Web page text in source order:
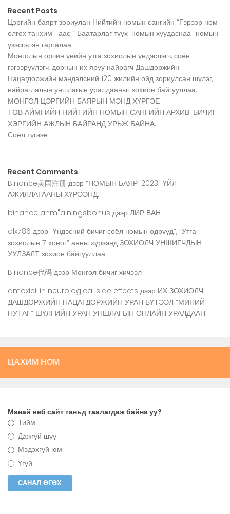
Recent Posts
Цэргийн баярт зориулан Нийтийн номын сангийн “Гэрээр ном
олгох танхим”-аас ” Баатарлаг түүх-номын хуудаснаа “номын
үзэсгэлэн гаргалаа.
Монголын орчин үеийн утга зохиолын үндэслэгч, соён
гэгээрүүлэгч, дорнын их яруу найрагч Дашдоржийн
Нацагдоржийн мэндэлсний 120 жилийн ойд зориулсан шүлэг,
найраглалын уншлагын уралдааныг зохион байгууллаа.
МОНГОЛ ЦЭРГИЙН БАЯРЫН МЭНД ХҮРГЭЕ
ТӨВ АЙМГИЙН НИЙТИЙН НОМЫН САНГИЙН АРХИВ-БИЧИГ
ХЭРГИЙН АЖЛЫН БАЙРАНД УРЬЖ БАЙНА.
Соёл түгээе
Recent Comments
Binance美国注册 дээр “НОМЫН БАЯР-2023” ҮЙЛ
АЖИЛЛАГААНЫ ХҮРЭЭНД:
binance anm"alningsbonus дээр ЛИР ВАН
olx786 дээр “Үндэсний бичиг соёл номын өдрүүд”, “Утга
зохиолын 7 хоног” аяны хүрээнд ЗОХИОЛЧ УНШИГЧДЫН
УУЛЗАЛТ зохион байгууллаа.
Binance代码 дээр Монгол бичиг хичээл
amoxicillin neurological side effects дээр ИХ ЗОХИОЛЧ
ДАШДОРЖИЙН НАЦАГДОРЖИЙН УРАН БҮТЭЭЛ “МИНИЙ
НУТАГ” ШҮЛГИЙН УРАН УНШЛАГЫН ОНЛАЙН УРАЛДААН
ЦАХИМ НОМ
Манай веб сайт таньд таалагдаж байна уу?
Тийм
Дажгүй шүү
Мэдэхгүй юм
Үгүй